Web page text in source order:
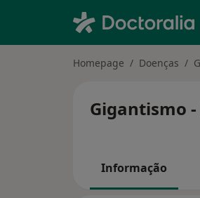
Homepage Doenças
Gigantismo
Informação